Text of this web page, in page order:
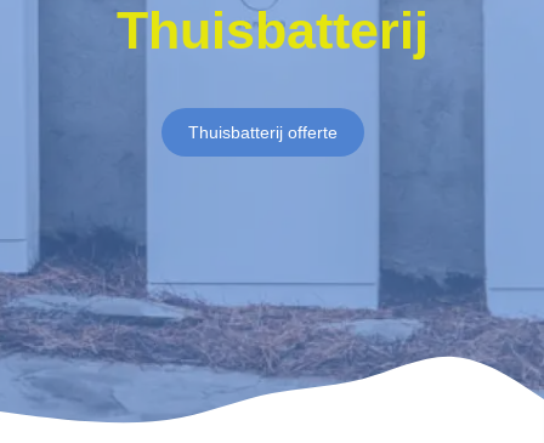
Thuisbatterij
Thuisbatterij offerte